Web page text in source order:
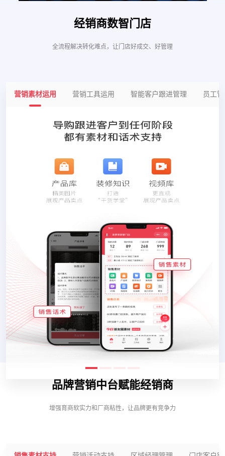
经销商数智门店
全流程解决转化难点，让门店好成交、好管理
营销素材运用 营销工具运用 智能客户跟进管理 员工
品牌营销中台赋能经销商
增强育商软实力和厂商粘性，让品牌更有竞争力